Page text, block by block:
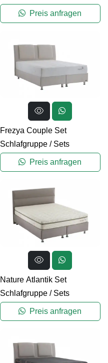
Preis anfragen
Frezya Couple Set
Schlafgruppe/ Sets
Preis anfragen
Nature Atlantik Set
Schlafgruppe/ Sets
Preis anfragen